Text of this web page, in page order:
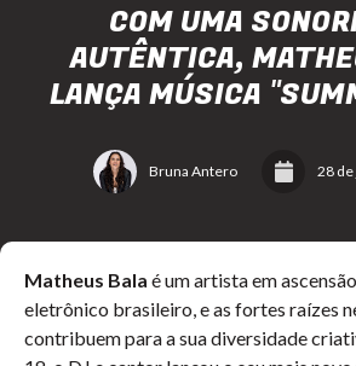
COM UMA
AUTÊNTICA,
LANÇA MÚSICA
Bruna Antero 28
Matheus Bala é um artista em
eletrônico brasileiro, e as fortes raízes
contribuem para a sua diversidade